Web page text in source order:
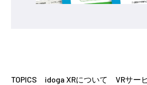
TOPICS idoga XRについて
VRサー